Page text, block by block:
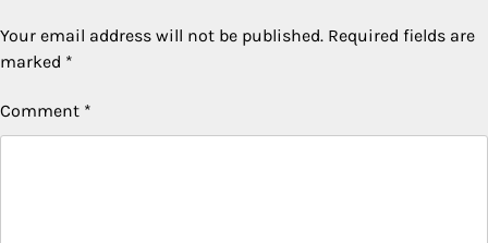
Your email address will not be published. Required fields are
marked *
Comment *